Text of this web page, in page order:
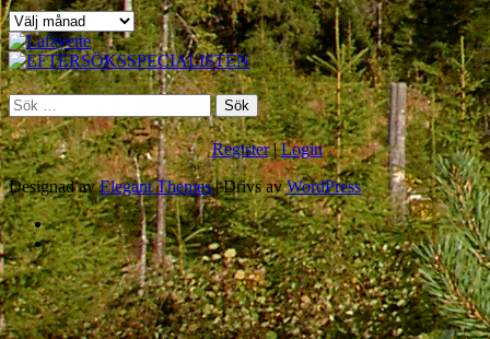
Arkiv
Sök
efter:
Register|Login
Designad avElegant Themes| Drivs avWordPress